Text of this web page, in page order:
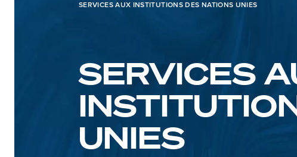
SERVICES AUX INSTITUTIONS DES NATIONS UNIES
SERVICES
UNIES